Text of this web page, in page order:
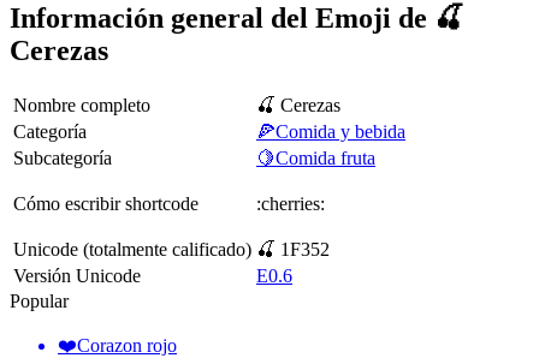
Información general del Emoji de 🍒
Cerezas
Nombre completo
🍒 Cerezas
Categoría
🍕Comida y bebida
Subcategoría
🍋Comida fruta
Cómo escribir shortcode :cherries:
Unicode (totalmente calificado) 🍒 1F352
Versión Unicode
E0.6
Popular
❤️Corazon rojo